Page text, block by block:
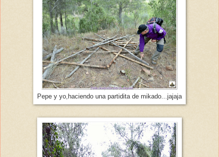
Pepe y yo,haciendo una partidita de mikado...jajaja